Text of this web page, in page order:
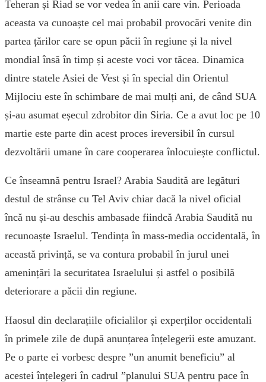
Teheran și Riad se vor vedea în anii care vin. Perioada
aceasta va cunoaște cel mai probabil provocări venite din
partea țărilor care se opun păcii în regiune și la nivel
mondial însă în timp și aceste voci vor tăcea. Dinamica
dintre statele Asiei de Vest și în special din Orientul
Mijlociu este în schimbare de mai mulți ani, de când SUA
și-au asumat eșecul zdrobitor din Siria. Ce a avut loc pe 10
martie este parte din acest proces ireversibil în cursul
dezvoltării umane în care cooperarea înlocuiește conflictul.
Ce înseamnă pentru Israel? Arabia Saudită are legături
destul de strânse cu Tel Aviv chiar dacă la nivel oficial
încă nu și-au deschis ambasade fiindcă Arabia Saudită nu
recunoaște Israelul. Tendința în mass-media occidentală, în
această privință, se va contura probabil în jurul unei
amenințări la securitatea Israelului și astfel o posibilă
deteriorare a păcii din regiune.
Haosul din declarațiile oficialilor și experților occidentali
în primele zile de după anunțarea înțelegerii este amuzant.
Pe o parte ei vorbesc despre ”un anumit beneficiu” al
acestei înțelegeri în cadrul ”planului SUA pentru pace în